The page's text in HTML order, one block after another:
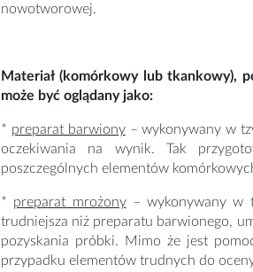
nowotworowej.
Materiał (komórkowy lub tkankowy),
może być oglądany jako:
* preparat barwiony– wykonywany w
oczekiwania na wynik. Tak
poszczególnych elementów
* preparat mrożony– wykonywany w
trudniejsza niż preparatu barwionego,
pozyskania próbki. Mimo że jest
przypadku elementów trudnych do